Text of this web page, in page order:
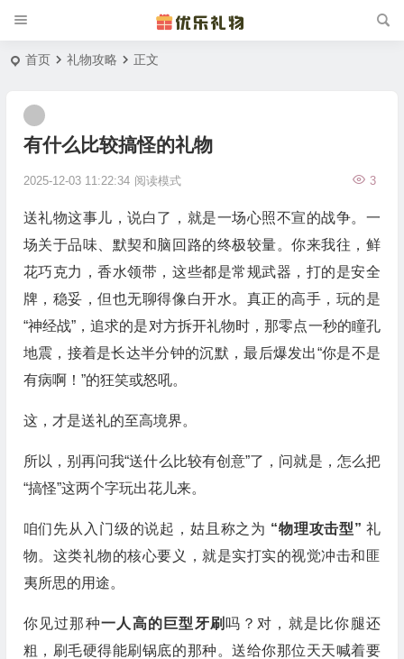
首页 礼物攻略 正文
有什么比较搞怪的礼物
2025-12-03 11:22:34 3
阅读模式
送礼物这事儿，说白了，就是一场心照不宣的战争。一
场关于品味、默契和脑回路的终极较量。你来我往，鲜
花巧克力，香水领带，这些都是常规武器，打的是安全
牌，稳妥，但也无聊得像白开水。真正的高手，玩的是
“神经战”，追求的是对方拆开礼物时，那零点一秒的瞳孔
地震，接着是长达半分钟的沉默，最后爆发出“你是不是
有病啊！”的狂笑或怒吼。
这，才是送礼的至高境界。
所以，别再问我“送什么比较有创意”了，问就是，怎么把
“搞怪”这两个字玩出花儿来。
咱们先从入门级的说起，姑且称之为 “物理攻击型” 礼
物。这类礼物的核心要义，就是实打实的视觉冲击和匪
夷所思的用途。
你见过那种一人高的巨型牙刷 吗？对，就是比你腿还
粗，刷毛硬得能刷锅底的那种。送给你那位天天喊着要